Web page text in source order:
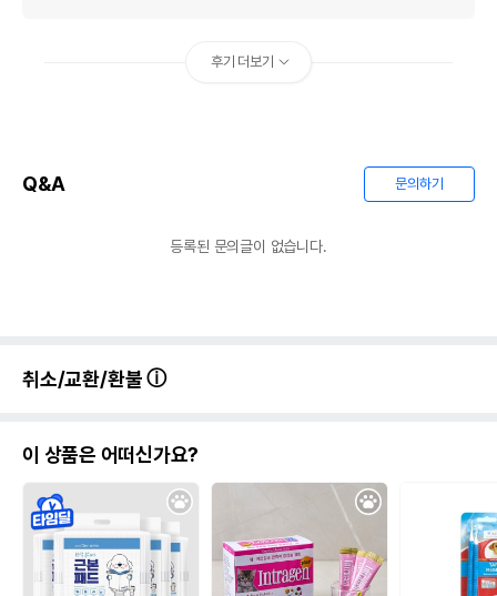
후기 더보기
Q&A 문의하기
등록된 문의글이 없습니다.
취소/교환/환불
이 상품은 어떠신가요?